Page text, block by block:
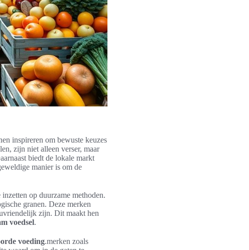
inspireren om bewuste keuzes
zijn niet alleen verser, maar
biedt de lokale markt
manier is om de
op duurzame methoden.
granen. Deze merken
zijn. Dit maakt hen
voedsel.
voeding.merken zoals